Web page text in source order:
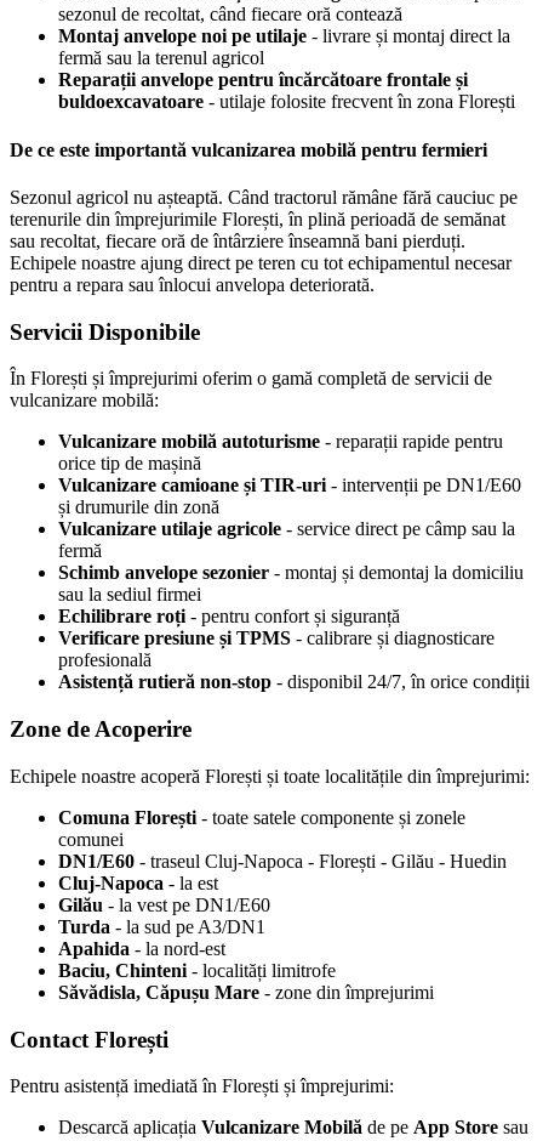
sezonul de recoltat, când fiecare oră contează
Montaj anvelope noi pe utilaje - livrare și montaj direct la
fermă sau la terenul agricol
Reparații anvelope pentru încărcătoare frontale și
buldoexcavatoare - utilaje folosite frecvent în zona Florești
De ce este importantă vulcanizarea mobilă pentru fermieri
Sezonul agricol nu așteaptă. Când tractorul rămâne fără cauciuc pe
terenurile din împrejurimile Florești, în plină perioadă de semănat
sau recoltat, fiecare oră de întârziere înseamnă bani pierduți.
Echipele noastre ajung direct pe teren cu tot echipamentul necesar
pentru a repara sau înlocui anvelopa deteriorată.
Servicii Disponibile
În Florești și împrejurimi oferim o gamă completă de servicii de
vulcanizare mobilă:
Vulcanizare mobilă autoturisme - reparații rapide pentru
orice tip de mașină
Vulcanizare camioane și TIR-uri - intervenții pe DN1/E60
și drumurile din zonă
Vulcanizare utilaje agricole - service direct pe câmp sau la
fermă
Schimb anvelope sezonier - montaj și demontaj la domiciliu
sau la sediul firmei
Echilibrare roți - pentru confort și siguranță
Verificare presiune și TPMS - calibrare și diagnosticare
profesională
Asistență rutieră non-stop - disponibil 24/7, în orice condiții
Zone de Acoperire
Echipele noastre acoperă Florești și toate localitățile din împrejurimi:
Comuna Florești - toate satele componente și zonele
comunei
DN1/E60 - traseul Cluj-Napoca - Florești - Gilău - Huedin
Cluj-Napoca - la est
Gilău - la vest pe DN1/E60
Turda - la sud pe A3/DN1
Apahida - la nord-est
Baciu, Chinteni - localități limitrofe
Săvădisla, Căpușu Mare - zone din împrejurimi
Contact Florești
Pentru asistență imediată în Florești și împrejurimi:
Descarcă aplicația Vulcanizare Mobilă de pe App Store sau